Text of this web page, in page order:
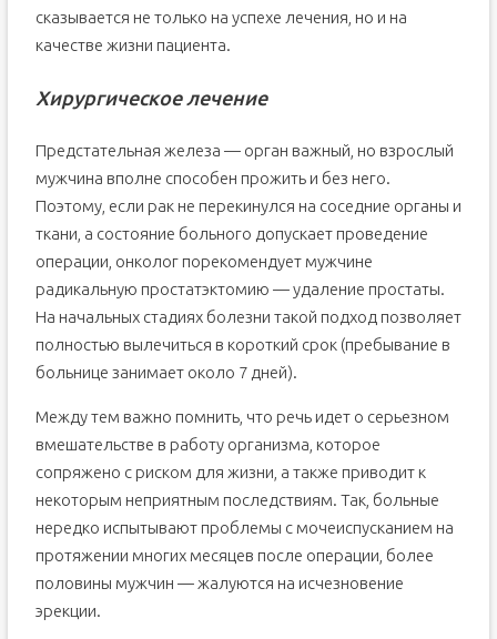
сказывается не только на успехе лечения, но и на
качестве жизни пациента.
Хирургическое лечение
Предстательная железа — орган важный, но взрослый
мужчина вполне способен прожить и без него.
Поэтому, если рак не перекинулся на соседние органы и
ткани, а состояние больного допускает проведение
операции, онколог порекомендует мужчине
радикальную простатэктомию — удаление простаты.
На начальных стадиях болезни такой подход позволяет
полностью вылечиться в короткий срок (пребывание в
больнице занимает около 7 дней).
Между тем важно помнить, что речь идет о серьезном
вмешательстве в работу организма, которое
сопряжено с риском для жизни, а также приводит к
некоторым неприятным последствиям. Так, больные
нередко испытывают проблемы с мочеиспусканием на
протяжении многих месяцев после операции, более
половины мужчин — жалуются на исчезновение
эрекции.